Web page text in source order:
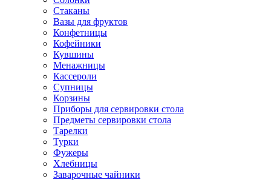
Стаканы
Вазы для фруктов
Конфетницы
Кофейники
Кувшины
Менажницы
Кассероли
Супницы
Корзины
Приборы для сервировки стола
Предметы сервировки стола
Тарелки
Турки
Фужеры
Хлебницы
Заварочные чайники